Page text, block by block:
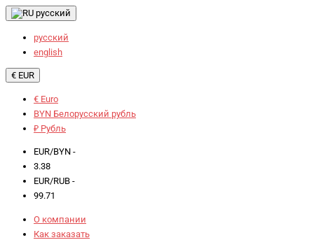
русский
русский
english
€ EUR
€ Euro
BYN Белорусский рубль
₽ Рубль
EUR/BYN -
3.38
EUR/RUB -
99.71
О компании
Как заказать